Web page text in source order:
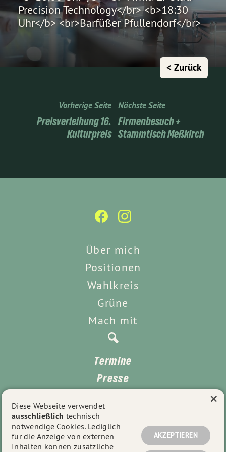
Precision Technology</br> <b>18:30
Uhr</b> <br>Barfüßer Pfullendorf</br>
< Zurück
Vorherige Seite
Preisverleihung 16.
Kulturpreis
Nächste Seite
Firmenbesuch +
Stammtisch Meßkirch
Über mich
Positionen
Wahlkreis
Grüne
Mach mit
Termine
Presse
Impressum
Datenschutz
Diese Webseite verwendet
ausschließlich technisch
notwendige Cookies. Lediglich
für die Anzeige von externen
Inhalten können zusätzliche
AKZEPTIEREN
×